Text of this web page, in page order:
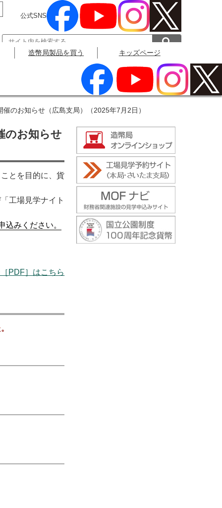
公式SNS
造幣局製品を買う キッズページ
のお知らせ（広島支局）（2025年7月2日）
のお知らせ
とを目的に、貨
工場見学ナイト
込みください。
PDF］はこちら